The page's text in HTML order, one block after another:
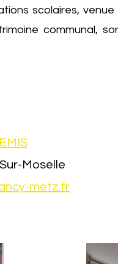
scolaires,
communal,
Moselle
metz.fr